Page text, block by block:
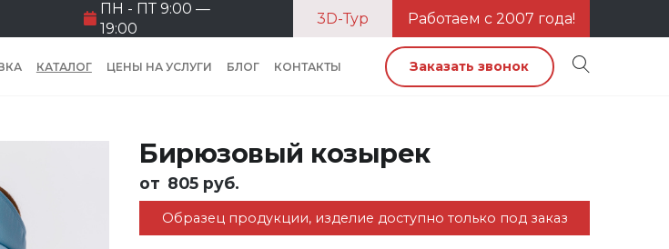
ПН - ПТ 9:00 —
19:00
3D-Тур Работаем с 2007 года!
КАТАЛОГ ЦЕНЫ НА УСЛУГИ БЛОГ КОНТАКТЫ Заказать звонок
Бирюзовый козырек
от 805 руб.
Образец продукции, изделие доступно только под заказ